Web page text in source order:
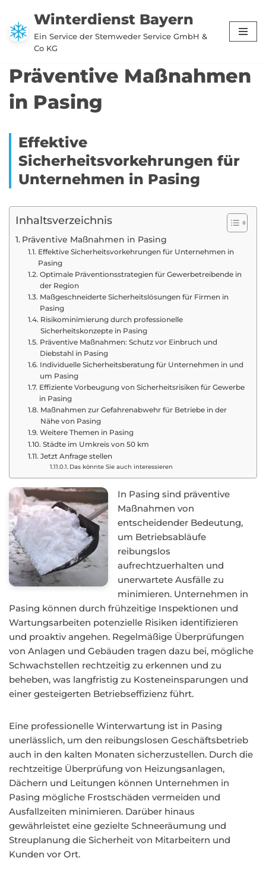
Zum
Inhalt
Winterdienst Bayern
Ein Service der Stemweder Service GmbH &
Co KG
Präventive Maßnahmen
in Pasing
Effektive
Sicherheitsvorkehrungen für
Unternehmen in Pasing
Inhaltsverzeichnis
Präventive Maßnahmen in Pasing
Effektive Sicherheitsvorkehrungen für Unternehmen in
Pasing
Optimale Präventionsstrategien für Gewerbetreibende in
der Region
Maßgeschneiderte Sicherheitslösungen für Firmen in
Pasing
Risikominimierung durch professionelle
Sicherheitskonzepte in Pasing
Präventive Maßnahmen: Schutz vor Einbruch und
Diebstahl in Pasing
Individuelle Sicherheitsberatung für Unternehmen in und
um Pasing
Effiziente Vorbeugung von Sicherheitsrisiken für Gewerbe
in Pasing
Maßnahmen zur Gefahrenabwehr für Betriebe in der
Nähe von Pasing
Weitere Themen in Pasing
Städte im Umkreis von 50 km
Jetzt Anfrage stellen
Das könnte Sie auch interessieren
In Pasing sind präventive
Maßnahmen von
entscheidender Bedeutung,
um Betriebsabläufe
reibungslos
aufrechtzuerhalten und
unerwartete Ausfälle zu
minimieren. Unternehmen in
Pasing können durch frühzeitige Inspektionen und
Wartungsarbeiten potenzielle Risiken identifizieren
und proaktiv angehen. Regelmäßige Überprüfungen
von Anlagen und Gebäuden tragen dazu bei, mögliche
Schwachstellen rechtzeitig zu erkennen und zu
beheben, was langfristig zu Kosteneinsparungen und
einer gesteigerten Betriebseffizienz führt.
Eine professionelle Winterwartung ist in Pasing
unerlässlich, um den reibungslosen Geschäftsbetrieb
auch in den kalten Monaten sicherzustellen. Durch die
rechtzeitige Überprüfung von Heizungsanlagen,
Dächern und Leitungen können Unternehmen in
Pasing mögliche Frostschäden vermeiden und
Ausfallzeiten minimieren. Darüber hinaus
gewährleistet eine gezielte Schneeräumung und
Streuplanung die Sicherheit von Mitarbeitern und
Kunden vor Ort.